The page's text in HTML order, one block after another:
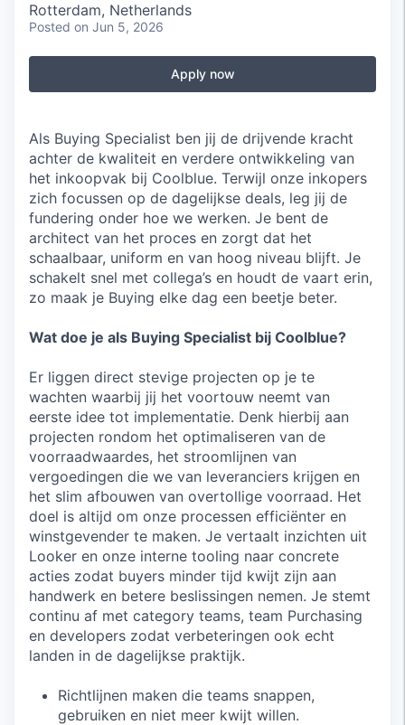
Rotterdam, Netherlands
Posted on Jun 5, 2026
Apply now
Als Buying Specialist ben jij de drijvende kracht
achter de kwaliteit en verdere ontwikkeling van
het inkoopvak bij Coolblue. Terwijl onze inkopers
zich focussen op de dagelijkse deals, leg jij de
fundering onder hoe we werken. Je bent de
architect van het proces en zorgt dat het
schaalbaar, uniform en van hoog niveau blijft. Je
schakelt snel met collega’s en houdt de vaart erin,
zo maak je Buying elke dag een beetje beter.
Wat doe je als Buying Specialist bij Coolblue?
Er liggen direct stevige projecten op je te
wachten waarbij jij het voortouw neemt van
eerste idee tot implementatie. Denk hierbij aan
projecten rondom het optimaliseren van de
voorraadwaardes, het stroomlijnen van
vergoedingen die we van leveranciers krijgen en
het slim afbouwen van overtollige voorraad. Het
doel is altijd om onze processen efficiënter en
winstgevender te maken. Je vertaalt inzichten uit
Looker en onze interne tooling naar concrete
acties zodat buyers minder tijd kwijt zijn aan
handwerk en betere beslissingen nemen. Je stemt
continu af met category teams, team Purchasing
en developers zodat verbeteringen ook echt
landen in de dagelijkse praktijk.
Richtlijnen maken die teams snappen,
gebruiken en niet meer kwijt willen.